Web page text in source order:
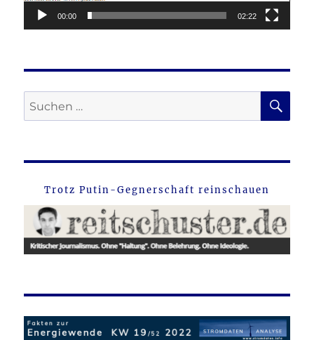
00:00 02:22
Suche
nach:
Trotz Putin-Gegnerschaft reinschauen